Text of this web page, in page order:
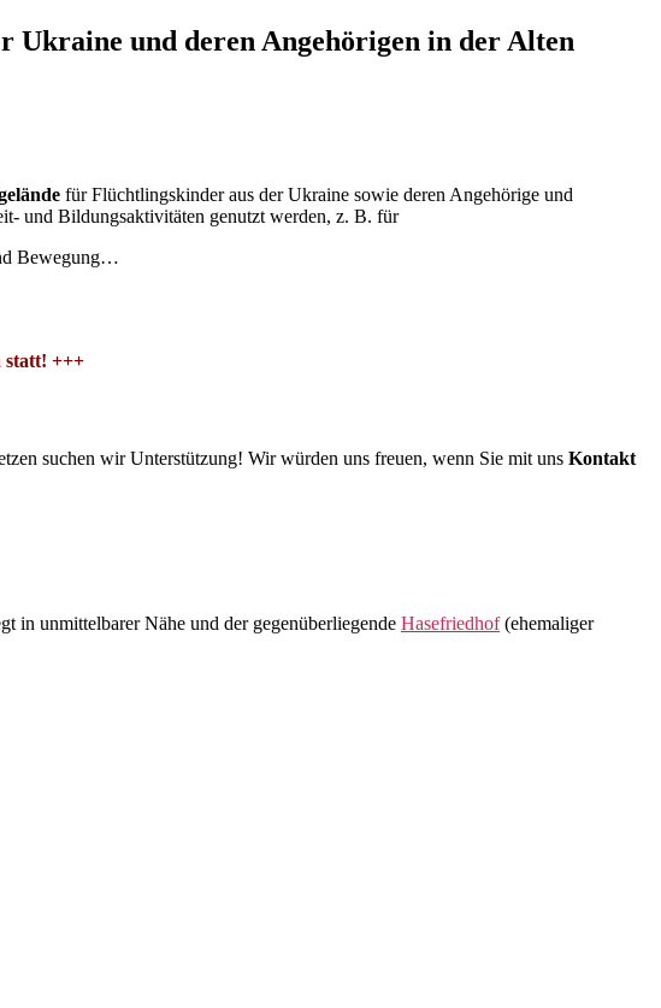
Ukraine und deren Angehörigen in der Alten
für Flüchtlingskinder aus der Ukraine sowie deren Angehörige und
und Bildungsaktivitäten genutzt werden, z. B. für
Bewegung…
statt! +++
suchen wir Unterstützung! Wir würden uns freuen, wenn Sie mit uns Kontakt
in unmittelbarer Nähe und der gegenüberliegende Hasefriedhof(ehemaliger